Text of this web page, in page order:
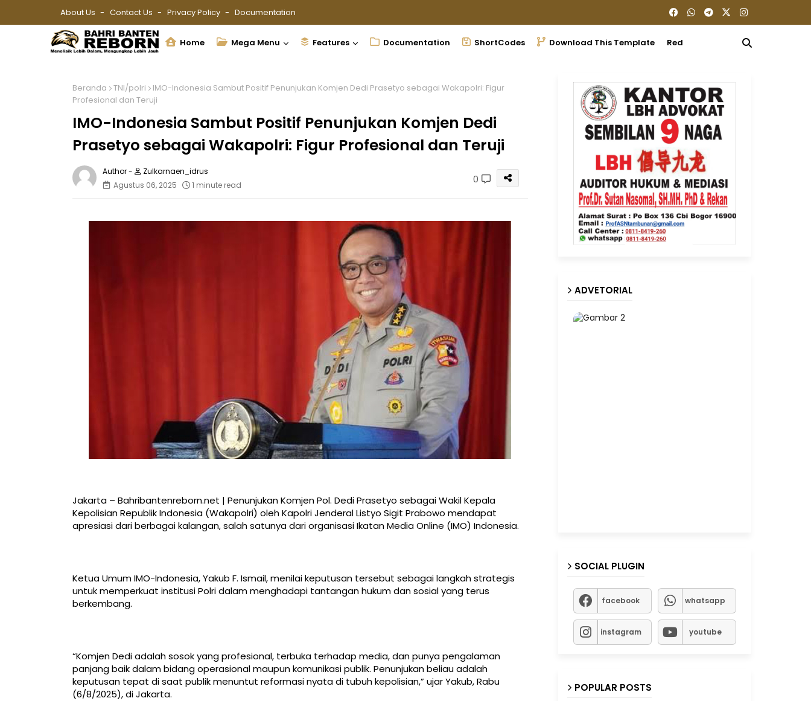
About Us Contact Us Privacy Policy Documentation
Home Mega Menu Features Documentation ShortCodes Download This Template Redaksi
Beranda TNI/polri
IMO-Indonesia Sambut Positif Penunjukan Komjen Dedi Prasetyo sebagai Wakapolri: Figur
Profesional dan Teruji
IMO-Indonesia Sambut Positif Penunjukan Komjen Dedi
Prasetyo sebagai Wakapolri: Figur Profesional dan Teruji
Zulkarnaen_idrus
Agustus 06, 2025
1 minute read 0
Jakarta – Bahribantenreborn.net | Penunjukan Komjen Pol. Dedi Prasetyo sebagai Wakil Kepala
Kepolisian Republik Indonesia (Wakapolri) oleh Kapolri Jenderal Listyo Sigit Prabowo mendapat
apresiasi dari berbagai kalangan, salah satunya dari organisasi Ikatan Media Online (IMO) Indonesia.
Ketua Umum IMO-Indonesia, Yakub F. Ismail, menilai keputusan tersebut sebagai langkah strategis
untuk memperkuat institusi Polri dalam menghadapi tantangan hukum dan sosial yang terus
berkembang.
“Komjen Dedi adalah sosok yang profesional, terbuka terhadap media, dan punya pengalaman
panjang baik dalam bidang operasional maupun komunikasi publik. Penunjukan beliau adalah
keputusan tepat di saat publik menuntut reformasi nyata di tubuh kepolisian,” ujar Yakub, Rabu
(6/8/2025), di Jakarta.
ADVETORIAL
SOCIAL PLUGIN
facebook whatsapp
instagram youtube
POPULAR POSTS